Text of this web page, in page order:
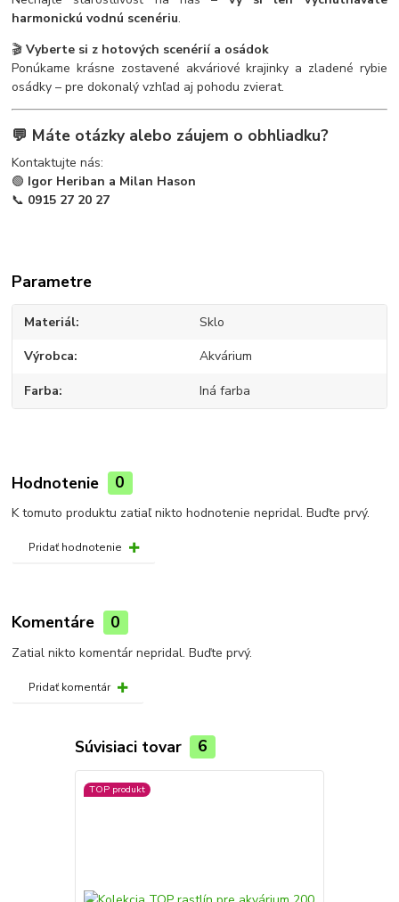
harmonickú vodnú scenériu.
🎬Vyberte si z hotových scenérií a osádok
Ponúkame krásne zostavené akváriové krajinky a zladené rybie
osádky – pre dokonalý vzhľad aj pohodu zvierat.
💬 Máte otázky alebo záujem o obhliadku?
Kontaktujte nás:
🟢 Igor Heriban a Milan Hason
📞 0915 27 20 27
Parametre
Materiál Sklo
Výrobca Akvárium
Farba Iná farba
Hodnotenie 0
K tomuto produktu zatiaľ nikto hodnotenie nepridal. Buďte prvý.
Pridať hodnotenie
Komentáre 0
Zatial nikto komentár nepridal. Buďte prvý.
Pridať komentár
Súvisiaci tovar 6
TOP produkt